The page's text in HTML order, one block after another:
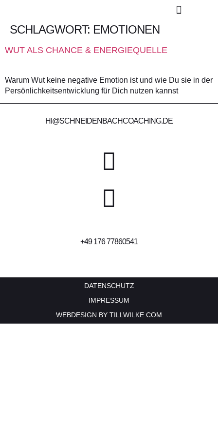
SCHLAGWORT: EMOTIONEN
WUT ALS CHANCE & ENERGIEQUELLE
Warum Wut keine negative Emotion ist und wie Du sie in der
Persönlichkeitsentwicklung für Dich nutzen kannst
HI@SCHNEIDENBACHCOACHING.DE
‭+49 176 77860541‬
DATENSCHUTZ
IMPRESSUM
WEBDESIGN BY TILLWILKE.COM